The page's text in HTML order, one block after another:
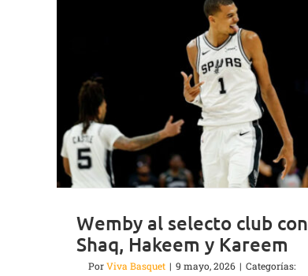
Wemby al selecto club con
Shaq, Hakeem y Kareem
PorViva Basquet | 9 mayo, 2026 | Categorías: